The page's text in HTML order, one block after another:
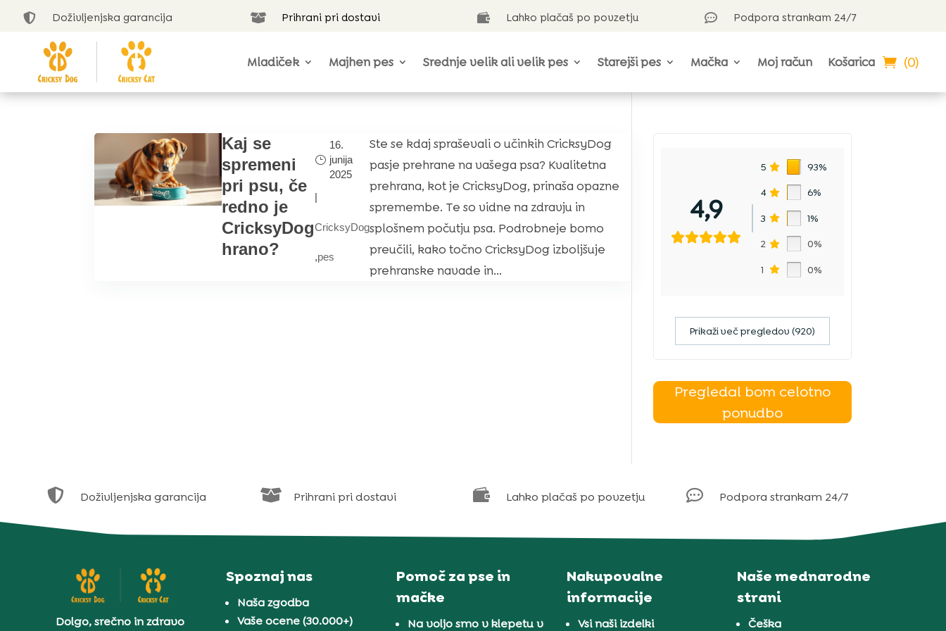
 Doživljenjska garancija  Prihrani pri dostavi  Lahko plačaš po povzetju  Podpora strankam 24/7
Mladiček Majhen pes Srednje velik ali velik pes Starejši pes Mačka Moj račun Košarica (0)
Kaj se
spremeni
pri psu, če
redno je
CricksyDog
hrano?
16.
junija
2025
|
CricksyDog
,pes
Ste se kdaj spraševali o učinkih CricksyDog
pasje prehrane na vašega psa? Kvalitetna
prehrana, kot je CricksyDog, prinaša opazne
spremembe. Te so vidne na zdravju in
splošnem počutju psa. Podrobneje bomo
preučili, kako točno CricksyDog izboljšuje
prehranske navade in...
4,9
5 93%
4 6%
3 1%
2 0%
1 0%
Prikaži več pregledov (920)
Pregledal bom celotno
ponudbo
 Doživljenjska garancija  Prihrani pri dostavi  Lahko plačaš po povzetju  Podpora strankam 24/7
Dolgo, srečno in zdravo
Spoznaj nas
Naša zgodba
Vaše ocene (30.000+)
Pomoč za pse in
mačke
Na voljo smo v klepetu v
Nakupovalne
informacije
Vsi naši izdelki
Naše mednarodne
strani
Češka